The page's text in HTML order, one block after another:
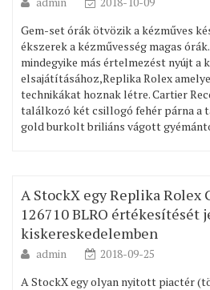
Gem-set órák ötvözik a kézműves
ékszerek a kézművesség magas
mindegyike más értelmezést nyújt a
elsajátításához,Replika Rolex
technikákat hoznak létre. Cartier
találkozó két csillogó fehér párna a
gold burkolt briliáns vágott
A StockX egy Replika Rolex
126710 BLRO értékesítését
kiskereskedelemben
admin
2018-09-25
A StockX egy olyan nyitott piactér